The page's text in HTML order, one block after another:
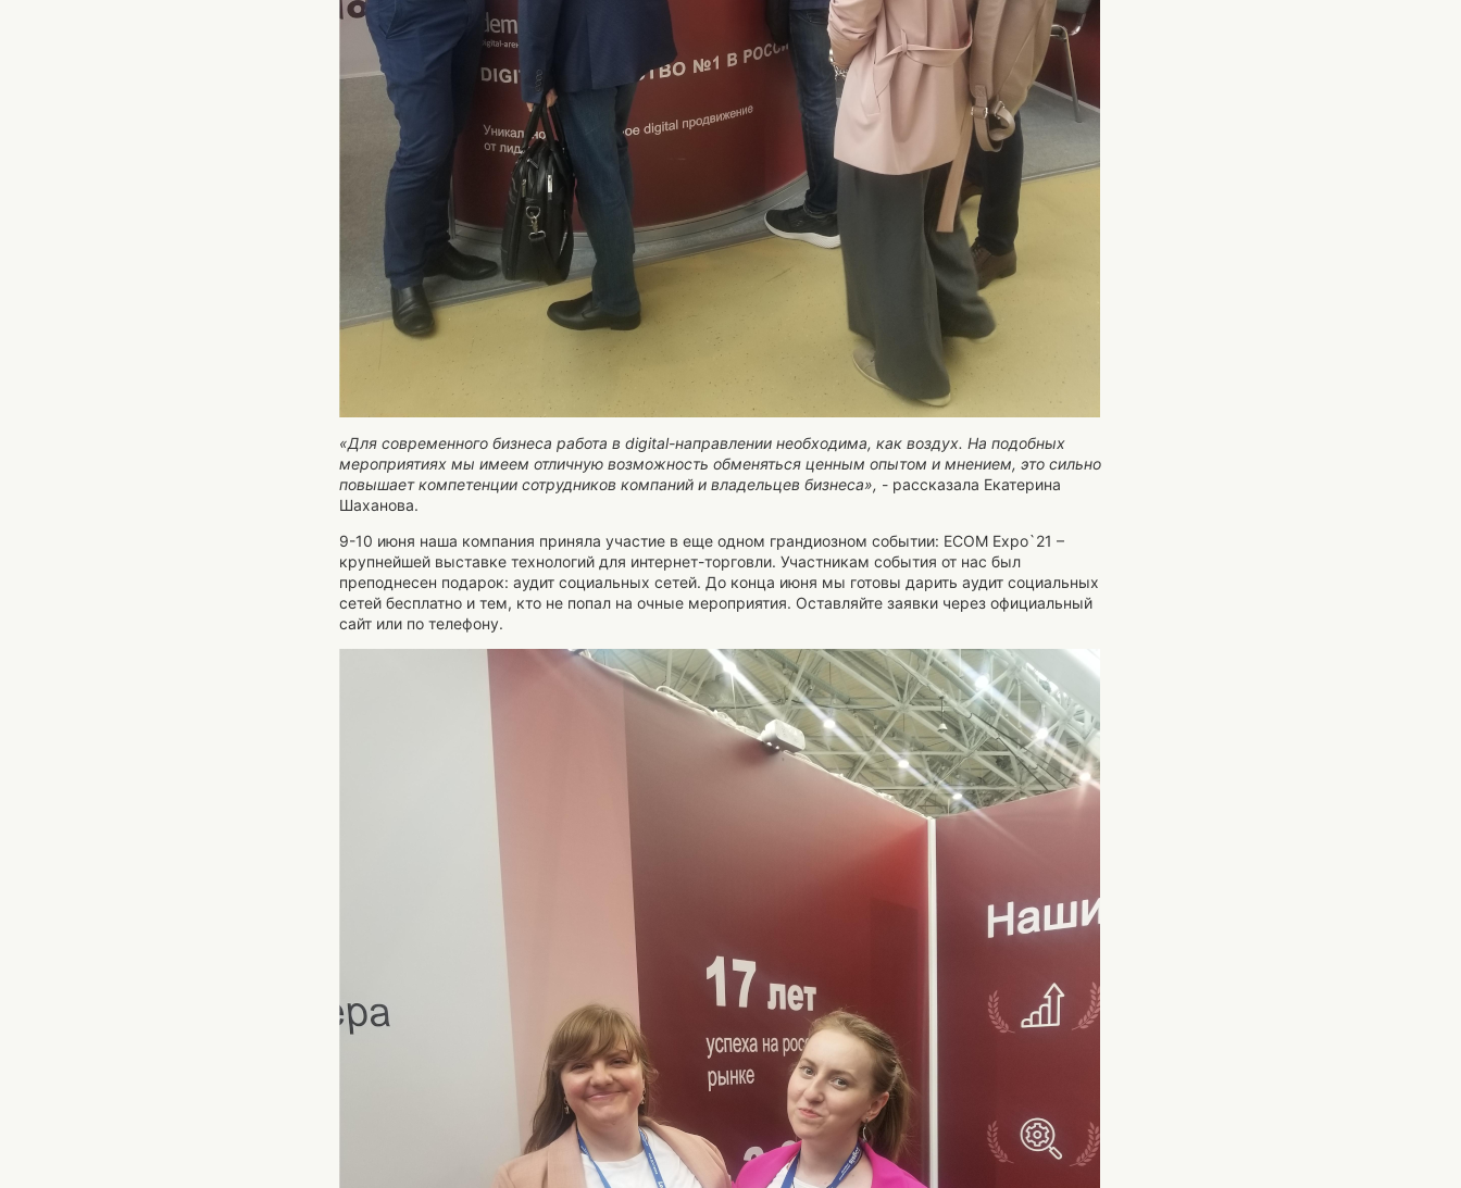
«Для современного бизнеса работа в digital-направлении необходима, как воздух. На подобных
мероприятиях мы имеем отличную возможность обменяться ценным опытом и мнением, это сильно
повышает компетенции сотрудников компаний и владельцев бизнеса», - рассказала Екатерина
Шаханова.
9-10 июня наша компания приняла участие в еще одном грандиозном событии: ECOM Expo`21 –
крупнейшей выставке технологий для интернет-торговли. Участникам события от нас был
преподнесен подарок: аудит социальных сетей. До конца июня мы готовы дарить аудит социальных
сетей бесплатно и тем, кто не попал на очные мероприятия. Оставляйте заявки через официальный
сайт или по телефону.